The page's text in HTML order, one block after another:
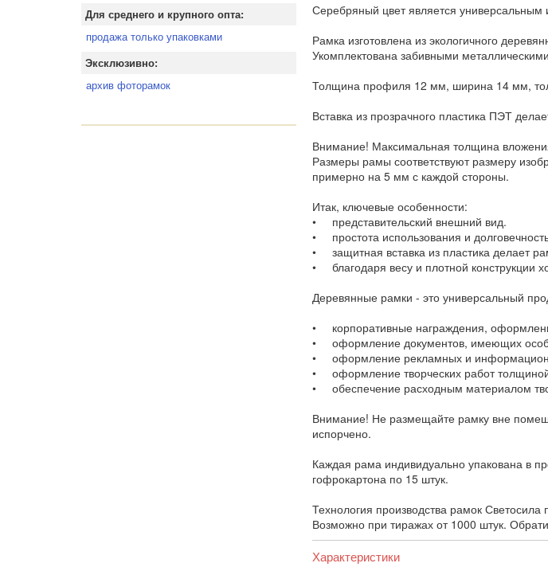
Для среднего и крупного опта:
продажа только упаковками
Эксклюзивно:
архив фоторамок
Серебряный цвет является
Рамка изготовлена из экологичного
Укомплектована забивными
Толщина профиля 12 мм, ширина 14 мм,
Вставка из прозрачного пластика ПЭТ
Внимание! Максимальная толщина
Размеры рамы соответствуют размеру
примерно на 5 мм с каждой стороны.
Итак, ключевые особенности:
• представительский внешний вид.
• простота использования и
• защитная вставка из пластика делает
• благодаря весу и плотной конструкции
Деревянные рамки - это универсальный
• корпоративные награждения,
• оформление документов, имеющих
• оформление рекламных и
• оформление творческих работ
• обеспечение расходным материалом
Внимание! Не размещайте рамку вне
испорчено.
Каждая рама индивидуально упакована в
гофрокартона по 15 штук.
Технология производства рамок
Возможно при тиражах от 1000 штук.
Характеристики